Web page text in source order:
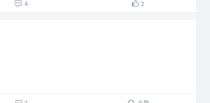
4 2